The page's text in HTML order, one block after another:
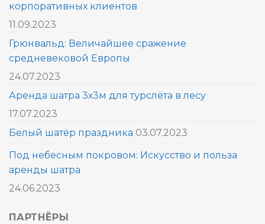
корпоративных клиентов
11.09.2023
Грюнвальд: Величайшее сражение
средневековой Европы
24.07.2023
Аренда шатра 3х3м для турслёта в лесу
17.07.2023
Белый шатёр праздника 03.07.2023
Под небесным покровом: Искусство и польза
аренды шатра
24.06.2023
ПАРТНЁРЫ